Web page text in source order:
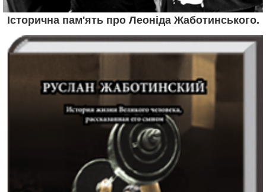
Історична пам'ять про Леоніда Жаботинського.